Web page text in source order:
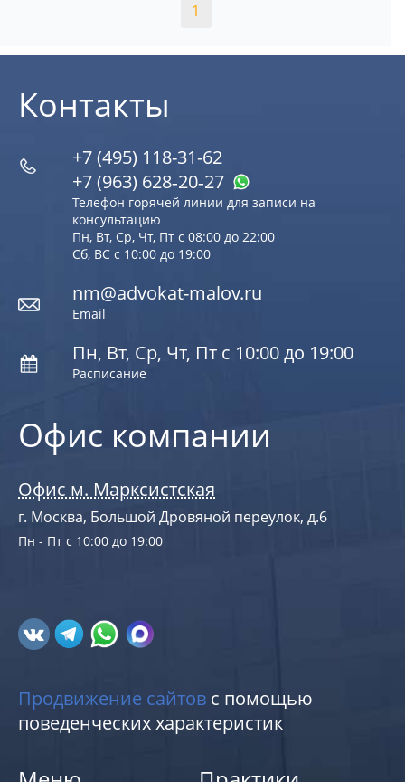
1
Офис компании
Офис м. Марксистская
г. Москва, Большой Дровяной переулок, д.6
Пн - Пт с 10:00 до 19:00
Контакты
+7 (495) 118-31-62
+7 (963) 628‑20‑27
Телефон горячей линии для записи на
консультацию
Пн, Вт, Ср, Чт, Пт с 08:00 до 22:00
Сб, ВС с 10:00 до 19:00
nm@advokat-malov.ru
Email
Пн, Вт, Ср, Чт, Пт с 10:00 до 19:00
Расписание
Продвижение сайтов с помощью
поведенческих характеристик